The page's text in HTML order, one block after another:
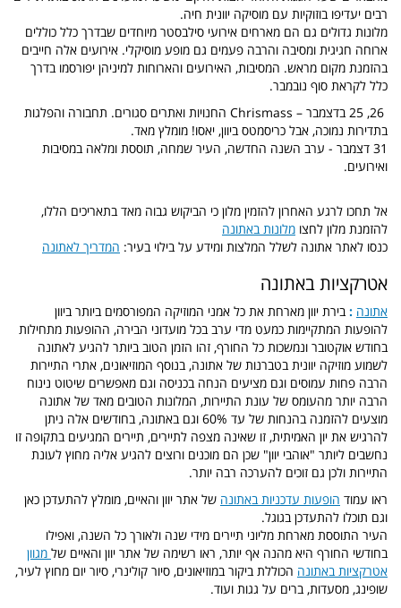
רבים יעדיפו בוזוקיות עם מוסיקה יוונית חיה.
מלונות גדולים גם הם מארחים אירועי סילבסטר מיוחדים שבדרך כלל כוללים
ארוחה חגיגית ומסיבה והרבה פעמים גם מופע מוסיקלי. אירועים אלה חייבים
בהזמנת מקום מראש. המסיבות, האירועים והארוחות למיניהן יפורסמו בדרך
כלל לקראת סוף נובמבר.
חנויות ואתרים סגורים. תחבורה והפלגות
בתדירות נמוכה, אבל כריסמטס ביוון, יאסו! מומלץ מאד.
31 דצמבר - ערב השנה החדשה, העיר שמחה, תוססת ומלאה במסיבות
ואירועים.
אל תחכו לרגע האחרון להזמין מלון כי הביקוש גבוה מאד בתאריכים הללו,
להזמנת מלון לחצו מלונות באתונה
כנסו לאתר אתונה לשלל המלצות ומידע על בילוי בעיר: המדריך לאתונה
אטרקציות באתונה
אתונה : בירת יוון מארחת את כל אמני המוזיקה המפורסמים ביותר ביוון
להופעות המתקיימות כמעט מדי ערב בכל מועדוני הבירה, ההופעות מתחילות
בחודש אוקטובר ונמשכות כל החורף, זהו הזמן הטוב ביותר להגיע לאתונה
לשמוע מוזיקה יוונית בטברנות של אתונה, בנוסף המוזיאונים, אתרי התיירות
הרבה פחות עמוסים וגם מציעים הנחה בכניסה וגם מאפשרים שיטוט נינוח
הרבה יותר מהעומס של עונת התיירות, המלונות הטובים מאד של אתונה
מוצעים להזמנה בהנחות של עד 60% וגם באתונה, בחודשים אלה ניתן
להרגיש את יון האמיתית, זו שאינה מצפה לתיירים, תיירים המגיעים בתקופה זו
נחשבים ליותר "אוהבי יוון" שכן הם מוכנים ורוצים להגיע אליה מחוץ לעונת
התיירות ולכן גם זוכים להערכה רבה יותר.
ראו עמוד הופעות עדכניות באתונה של אתר יוון והאיים, מומלץ להתעדכן כאן
וגם תוכלו להתעדכן בגוגל.
העיר התוססת מארחת מליוני תיירים מידי שנה ולאורך כל השנה, ואפילו
בחודשי החורף היא מהנה אף יותר, ראו רשימה של אתר יוון והאיים של מגוון
אטרקציות באתונה הכוללת ביקור במוזיאונים, סיור קולינרי, סיור יום מחוץ לעיר,
שופינג, מסעדות, ברים על גגות ועוד.